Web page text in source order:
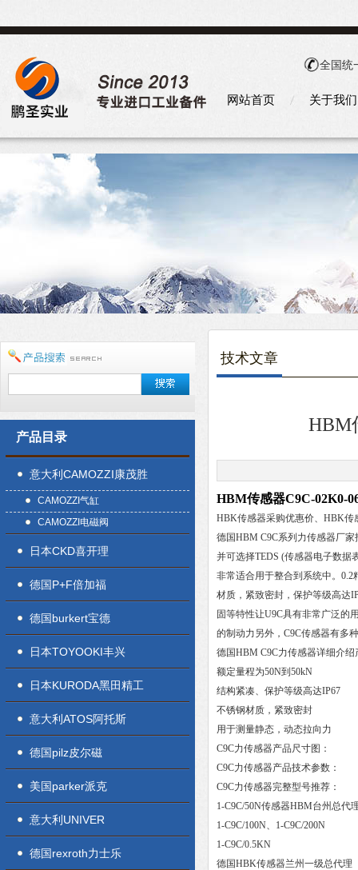
全国统
网站首页 关于我们
产品目录
意大利CAMOZZI康茂胜
CAMOZZI气缸
CAMOZZI电磁阀
日本CKD喜开理
德国P+F倍加福
德国burkert宝德
日本TOYOOKI丰兴
日本KURODA黑田精工
意大利ATOS阿托斯
德国pilz皮尔磁
美国parker派克
意大利UNIVER
德国rexroth力士乐
技术文章
HBM
HBM传感器C9C-02K0-
HBK传感器采购优惠价、HBK
德国HBM C9C系列力传感器厂
并可选择TEDS (传感器电子数据
非常适合用于整合到系统中。
材质，紧致密封，保护等级高达
固等特性让U9C具有非常广泛的
的制动力另外，C9C传感器有多
德国HBM C9C力传感器详细介绍
额定量程为50N到50kN
结构紧凑、保护等级高达IP67
不锈钢材质，紧致密封
用于测量静态，动态拉向力
C9C力传感器产品尺寸图：
C9C力传感器产品技术参数：
C9C力传感器完整型号推荐：
1-C9C/50N传感器HBM台州总代
1-C9C/100N、1-C9C/200N
1-C9C/0.5KN
德国HBK传感器兰州一级总代理